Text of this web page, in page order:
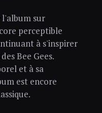
l'album sur
perceptible
à s'inspirer
Bee Gees.
et à sa
est encore